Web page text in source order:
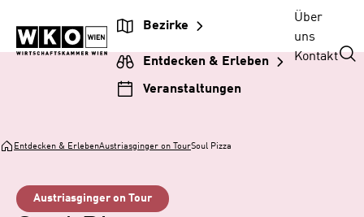
Inhalt
springen
Hauptnavigation
springen
Footer
springen
Bezirke
Entdecken & Erleben
Veranstaltungen
Über
uns
Kontakt
Entdecken & ErlebenAustriasginger on TourSoul Pizza
Austriasginger on Tour